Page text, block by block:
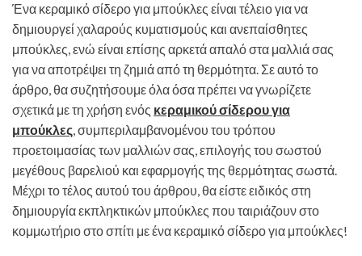
Ένα κεραμικό σίδερο για μπούκλες είναι τέλειο για να
δημιουργεί χαλαρούς κυματισμούς και ανεπαίσθητες
μπούκλες, ενώ είναι επίσης αρκετά απαλό στα μαλλιά σας
για να αποτρέψει τη ζημιά από τη θερμότητα. Σε αυτό το
άρθρο, θα συζητήσουμε όλα όσα πρέπει να γνωρίζετε
σχετικά με τη χρήση ενός κεραμικού σίδερου για
μπούκλες, συμπεριλαμβανομένου του τρόπου
προετοιμασίας των μαλλιών σας, επιλογής του σωστού
μεγέθους βαρελιού και εφαρμογής της θερμότητας σωστά.
Μέχρι το τέλος αυτού του άρθρου, θα είστε ειδικός στη
δημιουργία εκπληκτικών μπούκλες που ταιριάζουν στο
κομμωτήριο στο σπίτι με ένα κεραμικό σίδερο για μπούκλες!